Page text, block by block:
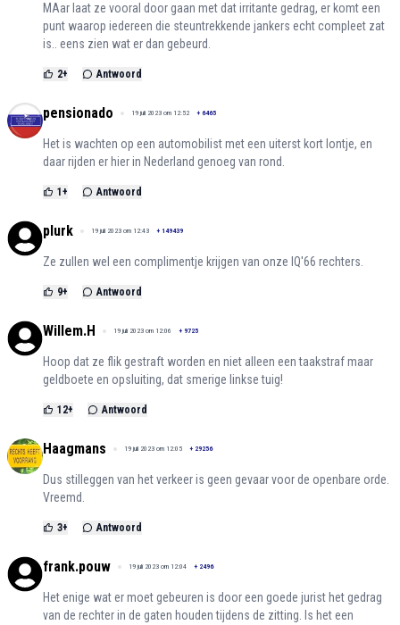
MAar laat ze vooral door gaan met dat irritante gedrag, er komt een
punt waarop iedereen die steuntrekkende jankers echt compleet zat
is.. eens zien wat er dan gebeurd.
2+ Antwoord
pensionado 19 juli 2023 om 12:52 + 6465
Het is wachten op een automobilist met een uiterst kort lontje, en
daar rijden er hier in Nederland genoeg van rond.
1 + Antwoord
plurk 19 juli 2023 om 12:43 + 149439
Ze zullen wel een complimentje krijgen van onze IQ'66 rechters.
9+ Antwoord
Willem.H 19 juli 2023 om 12:06 + 9725
Hoop dat ze flik gestraft worden en niet alleen een taakstraf maar
geldboete en opsluiting, dat smerige linkse tuig!
12+ Antwoord
Haagmans 19 juli 2023 om 12:05 + 29256
Dus stilleggen van het verkeer is geen gevaar voor de openbare orde.
Vreemd.
3+ Antwoord
frank.pouw 19 juli 2023 om 12:04 + 2496
Het enige wat er moet gebeuren is door een goede jurist het gedrag
van de rechter in de gaten houden tijdens de zitting. Is het een